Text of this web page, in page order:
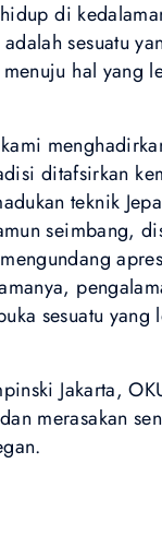
di
sesuatu
hal yang
ditafsirkan
teknik
seimbang,
sesuatu
Jakarta,
merasakan